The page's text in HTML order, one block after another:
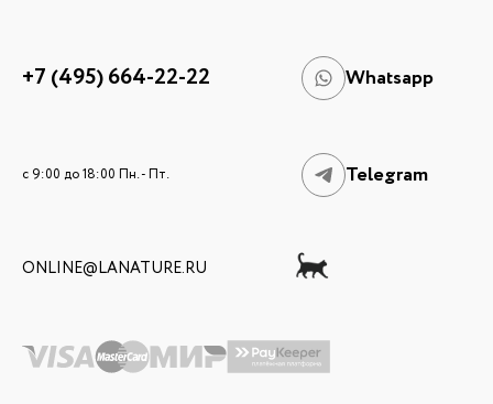
+7 (495) 664-22-22 Whatsapp
c 9:00 до 18:00 Пн. - Пт. Telegram
ONLINE@LANATURE.RU